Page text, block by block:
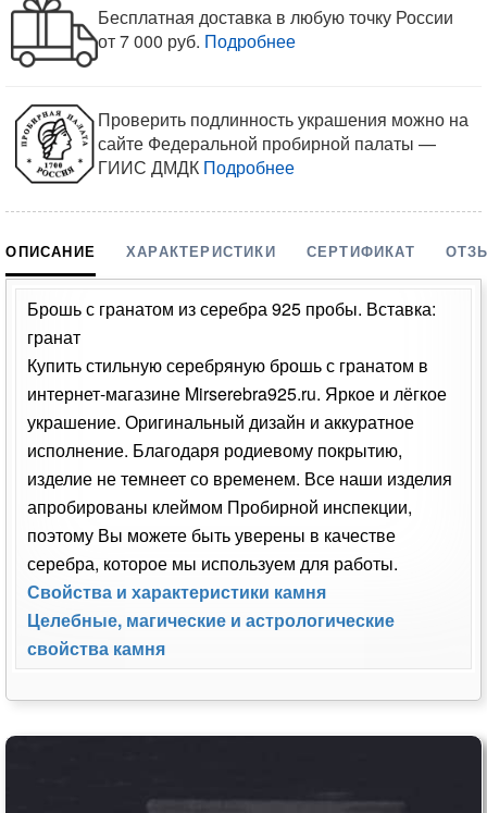
Бесплатная доставка в любую точку России
от 7 000 руб. Подробнее
Проверить подлинность украшения можно на
сайте Федеральной пробирной палаты —
ГИИС ДМДК Подробнее
ОПИСАНИЕ ХАРАКТЕРИСТИКИ СЕРТИФИКАТ
Брошь с гранатом из серебра 925 пробы. Вставка:
гранат
Купить стильную серебряную брошь с гранатом в
интернет-магазине Mirserebra925.ru. Яркое и лёгкое
украшение. Оригинальный дизайн и аккуратное
исполнение. Благодаря родиевому покрытию,
изделие не темнеет со временем. Все наши изделия
апробированы клеймом Пробирной инспекции,
поэтому Вы можете быть уверены в качестве
серебра, которое мы используем для работы.
Свойства и характеристики камня
Целебные, магические и астрологические
свойства камня